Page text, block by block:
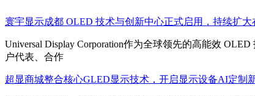
寰宇显示成都 OLED 技术与创新中心正式启用，持续扩大
Universal Display Corporation作为全球领先的高能效
户代表、合作
超显商城整合核心GLED显示技术，开启显示设备AI定制